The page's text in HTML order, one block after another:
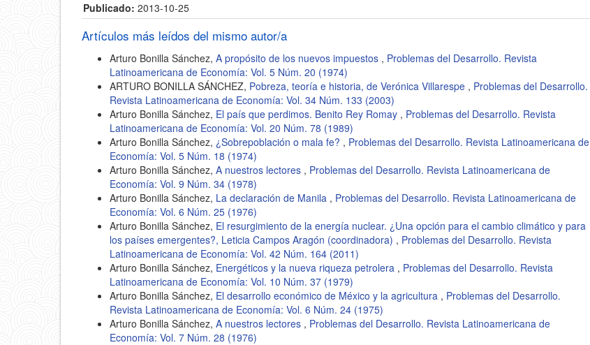
Publicado: 2013-10-25
Artículos más leídos del mismo autor/a
Arturo Bonilla Sánchez, A propósito de los nuevos impuestos , Problemas del Desarrollo. Revista
Latinoamericana de Economía: Vol. 5 Núm. 20 (1974)
ARTURO BONILLA SÁNCHEZ, Pobreza, teoría e historia, de Verónica Villarespe , Problemas del Desarrollo.
Revista Latinoamericana de Economía: Vol. 34 Núm. 133 (2003)
Arturo Bonilla Sánchez, El país que perdimos. Benito Rey Romay , Problemas del Desarrollo. Revista
Latinoamericana de Economía: Vol. 20 Núm. 78 (1989)
Arturo Bonilla Sánchez, ¿Sobrepoblación o mala fe? , Problemas del Desarrollo. Revista Latinoamericana de
Economía: Vol. 5 Núm. 18 (1974)
Arturo Bonilla Sánchez, A nuestros lectores , Problemas del Desarrollo. Revista Latinoamericana de
Economía: Vol. 9 Núm. 34 (1978)
Arturo Bonilla Sánchez, La declaración de Manila , Problemas del Desarrollo. Revista Latinoamericana de
Economía: Vol. 6 Núm. 25 (1976)
Arturo Bonilla Sánchez, El resurgimiento de la energía nuclear. ¿Una opción para el cambio climático y para
los países emergentes?, Leticia Campos Aragón (coordinadora) , Problemas del Desarrollo. Revista
Latinoamericana de Economía: Vol. 42 Núm. 164 (2011)
Arturo Bonilla Sánchez, Energéticos y la nueva riqueza petrolera , Problemas del Desarrollo. Revista
Latinoamericana de Economía: Vol. 10 Núm. 37 (1979)
Arturo Bonilla Sánchez, El desarrollo económico de México y la agricultura , Problemas del Desarrollo.
Revista Latinoamericana de Economía: Vol. 6 Núm. 24 (1975)
Arturo Bonilla Sánchez, A nuestros lectores , Problemas del Desarrollo. Revista Latinoamericana de
Economía: Vol. 7 Núm. 28 (1976)